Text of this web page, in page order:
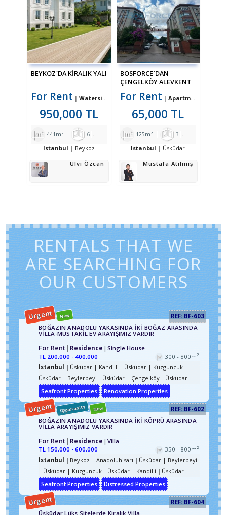
BEYKOZ`DA KİRALIK YALI
For Rent Waterside Residence
950,000 TL
441m² 6 5
Istanbul
Beykoz
Ulvi Özcan
BOSFORCE`DAN
ÇENGELKÖY ALEVKENT
DAİRE
For Rent Apartment
65,000 TL
125m² 3
Istanbul
Üsküdar
Mustafa Atılmış
RENTALS THAT WE
ARE SEARCHING FOR
OUR CUSTOMERS
Urgent New
BOĞAZIN ANADOLU YAKASINDA İKİ BOĞAZ ARASINDA
VİLLA-MÜSTAKİL EV ARAYIŞIMIZ VARDIR
For Rent Residence Single House
REF: BF-603
TL 200,000 - 400,000
300 - 800m²
İstanbul
Üsküdar | Kandilli
Üsküdar | Kuzguncuk
Üsküdar | Beylerbeyi
Üsküdar | Çengelköy
Üsküdar |
Kandilli
Üsküdar | Kandilli | Küçüksu
Seafront Properties Renovation Properties Distressed
Urgent Opportunity New
BOĞAZIN ANADOLU YAKASINDA İKİ KÖPRÜ ARASINDA
VİLLA ARAYIŞIMIZ VARDIR
For Rent Residence Villa
REF: BF-602
TL 150,000 - 600,000
350 - 800m²
İstanbul
Beykoz | Anadoluhisarı
Üsküdar | Beylerbeyi
Üsküdar | Kuzguncuk
Üsküdar | Kandilli
Üsküdar |
Çengelköy
Üsküdar | Beylerbeyi
Üsküdar | Çengelköy
Üsküdar | Kandilli | Küçüksu
Beykoz | Anadoluhisarı |
Kavacık
Üsküdar | Kandilli
Seafront Properties Distressed Properties Luxury Property
Urgent
Üsküdar Lüks Sitelerde Kiralık Villa
REF: BF-604